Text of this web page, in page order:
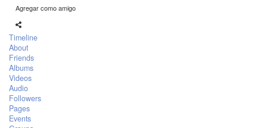
Agregar como amigo
Timeline
About
Friends
Albums
Videos
Audio
Followers
Pages
Events